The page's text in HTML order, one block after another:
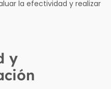
la efectividad y realizar
y